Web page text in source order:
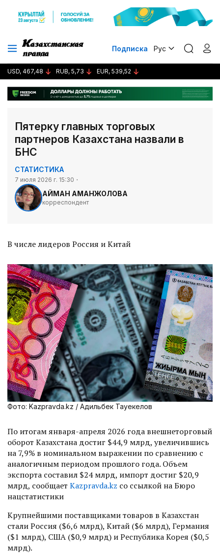
Подписка Рус
USD, 467,48 RUB, 5,73 EUR, 539,52
Пятерку главных торговых
партнеров Казахстана назвали в
БНС
СТАТИСТИКА
7 июля 2026 г. 15:30
АЙМАН АМАНЖОЛОВА
корреспондент
В числе лидеров Россия и Китай
Фото: Kazpravda.kz / Адильбек Тауекелов
По итогам января-апреля 2026 года внешнеторговый
оборот Казахстана достиг $44,9 млрд, увеличившись
на 7,9% в номинальном выражении по сравнению с
аналогичным периодом прошлого года. Объем
экспорта составил $24 млрд, импорт достиг $20,9
млрд, сообщает Kazpravda.kz со ссылкой на Бюро
нацстатистики
Крупнейшими поставщиками товаров в Казахстан
стали Россия ($6,6 млрд), Китай ($6 млрд), Германия
($1 млрд), США ($0,9 млрд) и Республика Корея ($0,5
млрд).